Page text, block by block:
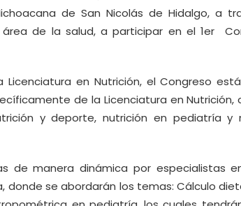
de San Nicolás de Hidalgo, a
de la salud, a participar en el 1er
en Nutrición, el Congreso
de la Licenciatura en Nutrición,
y deporte, nutrición en pediatría y
de manera dinámica por especialistas
se abordarán los temas: Cálculo